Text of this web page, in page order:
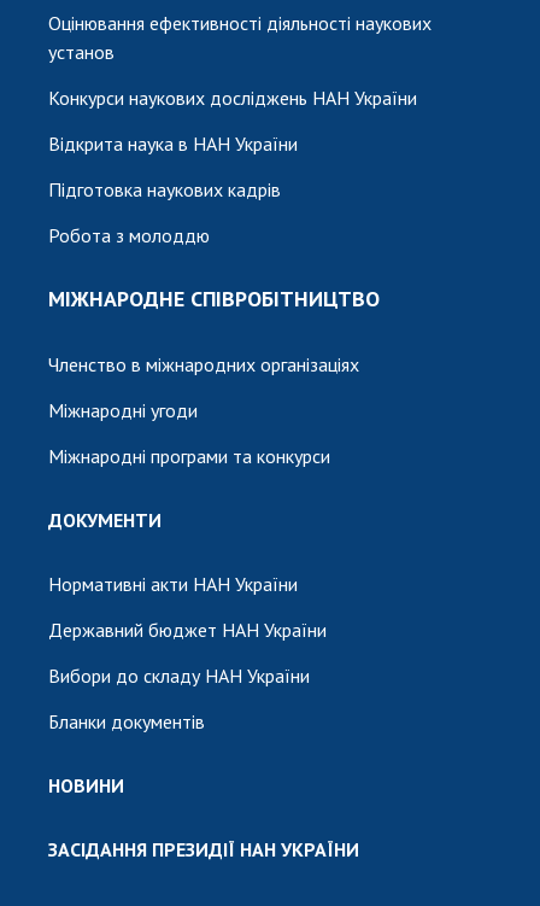
Оцінювання ефективності діяльності наукових
установ
Конкурси наукових досліджень НАН України
Відкрита наука в НАН України
Підготовка наукових кадрів
Робота з молоддю
МІЖНАРОДНЕ СПІВРОБІТНИЦТВО
Членство в міжнародних організаціях
Міжнародні угоди
Міжнародні програми та конкурси
ДОКУМЕНТИ
Нормативні акти НАН України
Державний бюджет НАН України
Вибори до складу НАН України
Бланки документів
НОВИНИ
ЗАСІДАННЯ ПРЕЗИДІЇ НАН УКРАЇНИ